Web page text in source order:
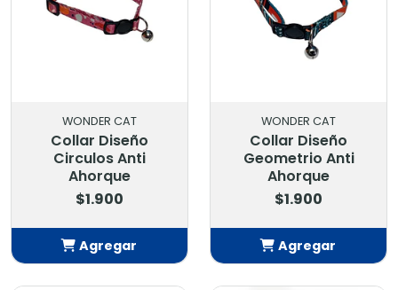
WONDER CAT
Collar Diseño
Circulos Anti
Ahorque
$1.900
Agregar
WONDER CAT
Collar Diseño
Geometrio Anti
Ahorque
$1.900
Agregar